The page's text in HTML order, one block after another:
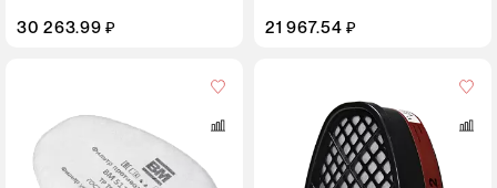
30 263.99 ₽ 21 967.54 ₽
упаковке
24 пары